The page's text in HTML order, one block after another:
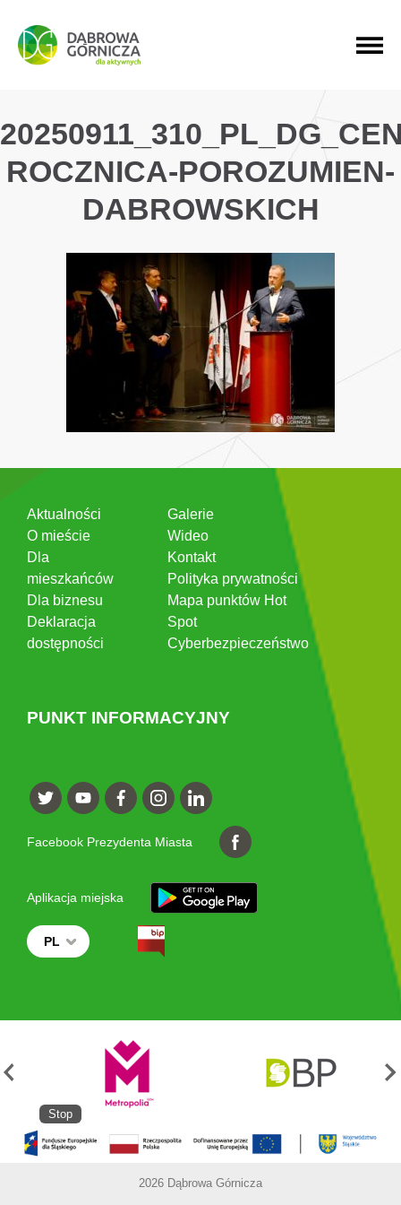
PRZEJDŹ DO MENU GŁÓWNEGO
PRZEJDŹ DO WYSZUKIWARKI
PRZEJDŹ DO TREŚCI
ROCZNICA-POROZUMIEN-
DABROWSKICH
Aktualności
O mieście
Dla
mieszkańców
Dla biznesu
Deklaracja
dostępności
Galerie
Wideo
Kontakt
Polityka prywatności
Mapa punktów Hot
Spot
Cyberbezpieczeństwo
PUNKT INFORMACYJNY
Facebook Prezydenta Miasta
Aplikacja miejska
PL
Stop
2026 Dąbrowa Górnicza